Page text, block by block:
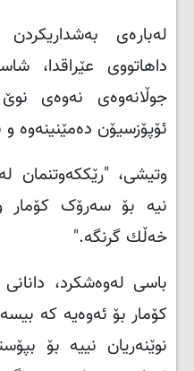
لەبارەی
داهاتووی عێراقدا،
جوڵانەوەی نەوەی
ئۆپۆزسیۆن دەمێنینەوە
وتیشی، "رێککەوتنمان
نیە بۆ سەرۆک کۆمار و
خەڵك گرنگە".
باسی لەوەشکرد،
کۆمار بۆ ئەوەیە کە
نوێنەریان نییە بۆ